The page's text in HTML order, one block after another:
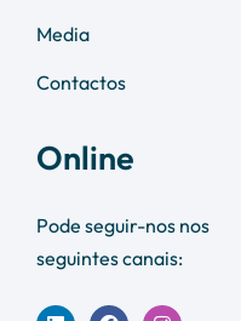
Media
Contactos
Online
Pode seguir-nos nos
seguintes canais: